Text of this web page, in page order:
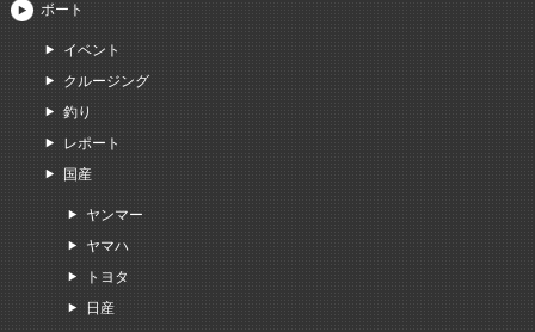
ボート
イベント
クルージング
釣り
レポート
国産
ヤンマー
ヤマハ
トヨタ
日産